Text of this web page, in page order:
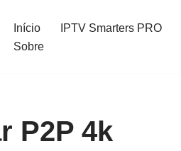
Início IPTV Smarters PRO
Sobre
P2P 4k